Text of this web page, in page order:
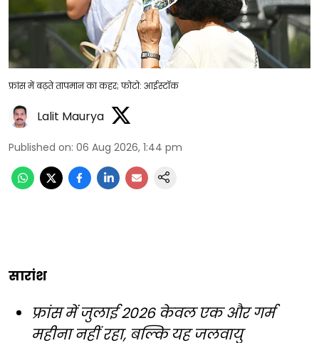
फ्रांस में बढ़ते तापमान का कहर; फोटो: आईस्टॉक
Lalit Maurya
Published on: 06 Aug 2026, 1:44 pm
सारांश
फ्रांस में जुलाई 2026 केवल एक और गर्म
महीना नहीं रहा, बल्कि यह जलवायु